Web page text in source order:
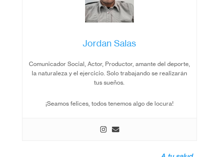
Jordan Salas
Comunicador Social, Actor, Productor, amante del deporte,
la naturaleza y el ejercicio. Solo trabajando se realizarán
tus sueños.
¡Seamos felices, todos tenemos algo de locura!